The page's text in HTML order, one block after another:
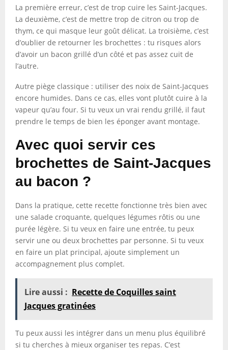
La première erreur, c’est de trop cuire les Saint-Jacques.
La deuxième, c’est de mettre trop de citron ou trop de
thym, ce qui masque leur goût délicat. La troisième, c’est
d’oublier de retourner les brochettes : tu risques alors
d’avoir un bacon grillé d’un côté et pas assez cuit de
l’autre.
Autre piège classique : utiliser des noix de Saint-Jacques
encore humides. Dans ce cas, elles vont plutôt cuire à la
vapeur qu’au four. Si tu veux un vrai rendu grillé, il faut
prendre le temps de bien les éponger avant montage.
Avec quoi servir ces
brochettes de Saint-Jacques
au bacon ?
Dans la pratique, cette recette fonctionne très bien avec
une salade croquante, quelques légumes rôtis ou une
purée légère. Si tu veux en faire une entrée, tu peux
servir une ou deux brochettes par personne. Si tu veux
en faire un plat principal, ajoute simplement un
accompagnement plus complet.
Lire aussi : Recette de Coquilles saint
Jacques gratinées
Tu peux aussi les intégrer dans un menu plus équilibré
si tu cherches à mieux organiser tes repas. C’est